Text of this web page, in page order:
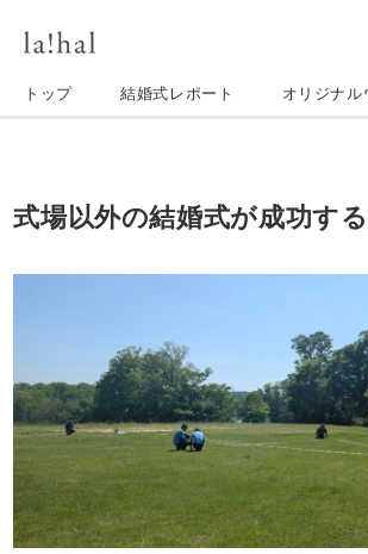
トップ 結婚式レポート オリジナ
式場以外の結婚式が成功す